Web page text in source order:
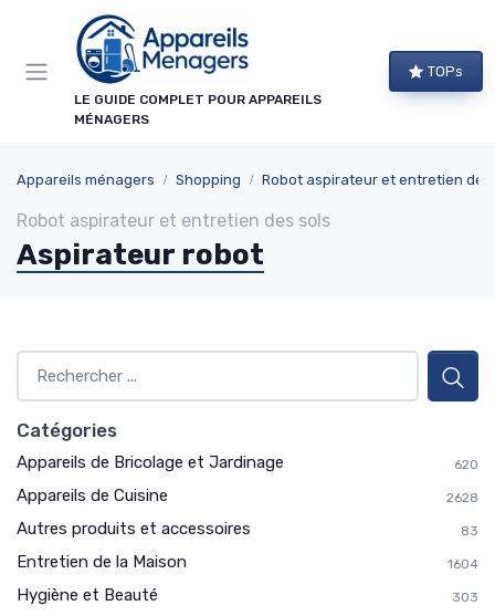
LE GUIDE COMPLET POUR APPAREILS
MÉNAGERS
TOPs
Appareils ménagers Shopping Robot aspirateur et entretien des
Robot aspirateur et entretien des sols
Aspirateur robot
Catégories
Appareils de Bricolage et Jardinage 620
Appareils de Cuisine 2628
Autres produits et accessoires 83
Entretien de la Maison 1604
Hygiène et Beauté 303
×
NEWSLETTER APPAREILS MÉNAGERS
Ne ratez aucun bon plan !
Guides d'achat, comparatifs exclusifs et alertes
meilleur directement dans votre boîte mail.
→ Je m'abonne
* En m'inscrivant, j'accepte de recevoir la newsletter
d'Appareils Ménagers et les offres de ses partenaires.
Non merci, peut-être plus tard
Panneau de gestion des cookies